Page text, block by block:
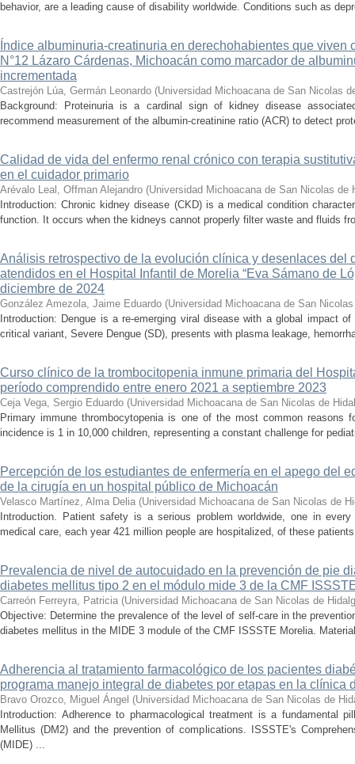
behavior, are a leading cause of disability worldwide. Conditions such as
Índice albuminuria-creatinuria en derechohabientes que viven
N°12 Lázaro Cárdenas, Michoacán como marcador de
incrementada
Castrejón Lúa, Germán Leonardo (Universidad Michoacana de San Nicolas
Background: Proteinuria is a cardinal sign of kidney disease
recommend measurement of the albumin-creatinine ratio (ACR) to detect
Calidad de vida del enfermo renal crónico con terapia
en el cuidador primario
Arévalo Leal, Offman Alejandro (Universidad Michoacana de San Nicolas de
Introduction: Chronic kidney disease (CKD) is a medical condition
function. It occurs when the kidneys cannot properly filter waste and fluids
Análisis retrospectivo de la evolución clínica y desenlaces del
atendidos en el Hospital Infantil de Morelia “Eva Sámano de
diciembre de 2024
González Amezola, Jaime Eduardo (Universidad Michoacana de San
Introduction: Dengue is a re-emerging viral disease with a global impact
critical variant, Severe Dengue (SD), presents with plasma leakage,
Curso clínico de la trombocitopenia inmune primaria del
período comprendido entre enero 2021 a septiembre 2023
Ceja Vega, Sergio Eduardo (Universidad Michoacana de San Nicolas de
Primary immune thrombocytopenia is one of the most common reasons
incidence is 1 in 10,000 children, representing a constant challenge for
Percepción de los estudiantes de enfermería en el apego del
de la cirugía en un hospital público de Michoacán
Velasco Martínez, Alma Delia (Universidad Michoacana de San Nicolas de
Introduction. Patient safety is a serious problem worldwide, one in
medical care, each year 421 million people are hospitalized, of these
Prevalencia de nivel de autocuidado en la prevención de pie
diabetes mellitus tipo 2 en el módulo mide 3 de la CMF
Carreón Ferreyra, Patricia (Universidad Michoacana de San Nicolas de
Objective: Determine the prevalence of the level of self-care in the
diabetes mellitus in the MIDE 3 module of the CMF ISSSTE Morelia.
Adherencia al tratamiento farmacológico de los pacientes
programa manejo integral de diabetes por etapas en la clínica
Bravo Orozco, Miguel Ángel (Universidad Michoacana de San Nicolas de
Introduction: Adherence to pharmacological treatment is a fundamental
Mellitus (DM2) and the prevention of complications. ISSSTE's
(MIDE) ...